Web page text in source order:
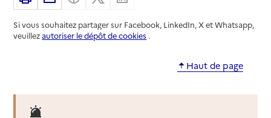
Si vous souhaitez partager sur Facebook, LinkedIn, X et Whatsapp,
veuillezautoriser le dépôt de cookies .
Haut de page